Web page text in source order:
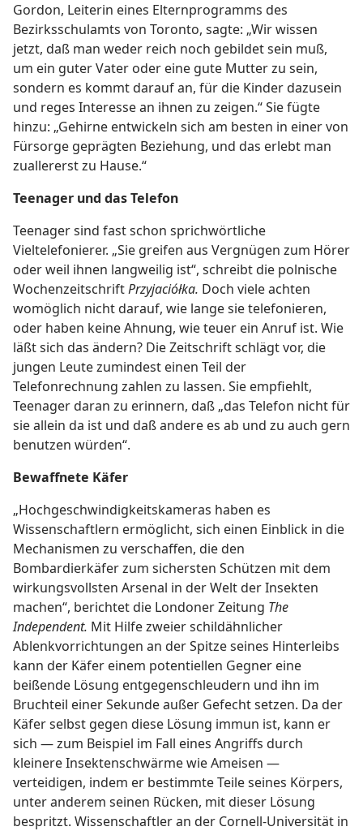
Gordon, Leiterin eines Elternprogramms des
Bezirksschulamts von Toronto, sagte: „Wir wissen
jetzt, daß man weder reich noch gebildet sein muß,
um ein guter Vater oder eine gute Mutter zu sein,
sondern es kommt darauf an, für die Kinder dazusein
und reges Interesse an ihnen zu zeigen.“ Sie fügte
hinzu: „Gehirne entwickeln sich am besten in einer von
Fürsorge geprägten Beziehung, und das erlebt man
zuallererst zu Hause.“
Teenager und das Telefon
Teenager sind fast schon sprichwörtliche
Vieltelefonierer. „Sie greifen aus Vergnügen zum Hörer
oder weil ihnen langweilig ist“, schreibt die polnische
WochenzeitschriftPrzyjaciółka. Doch viele achten
womöglich nicht darauf, wie lange sie telefonieren,
oder haben keine Ahnung, wie teuer ein Anruf ist. Wie
läßt sich das ändern? Die Zeitschrift schlägt vor, die
jungen Leute zumindest einen Teil der
Telefonrechnung zahlen zu lassen. Sie empfiehlt,
Teenager daran zu erinnern, daß „das Telefon nicht für
sie allein da ist und daß andere es ab und zu auch gern
benutzen würden“.
Bewaffnete Käfer
„Hochgeschwindigkeitskameras haben es
Wissenschaftlern ermöglicht, sich einen Einblick in die
Mechanismen zu verschaffen, die den
Bombardierkäfer zum sichersten Schützen mit dem
wirkungsvollsten Arsenal in der Welt der Insekten
machen“, berichtet die Londoner Zeitung The
Independent. Mit Hilfe zweier schildähnlicher
Ablenkvorrichtungen an der Spitze seines Hinterleibs
kann der Käfer einem potentiellen Gegner eine
beißende Lösung entgegenschleudern und ihn im
Bruchteil einer Sekunde außer Gefecht setzen. Da der
Käfer selbst gegen diese Lösung immun ist, kann er
sich — zum Beispiel im Fall eines Angriffs durch
kleinere Insektenschwärme wie Ameisen —
verteidigen, indem er bestimmte Teile seines Körpers,
unter anderem seinen Rücken, mit dieser Lösung
bespritzt. Wissenschaftler an der Cornell-Universität in